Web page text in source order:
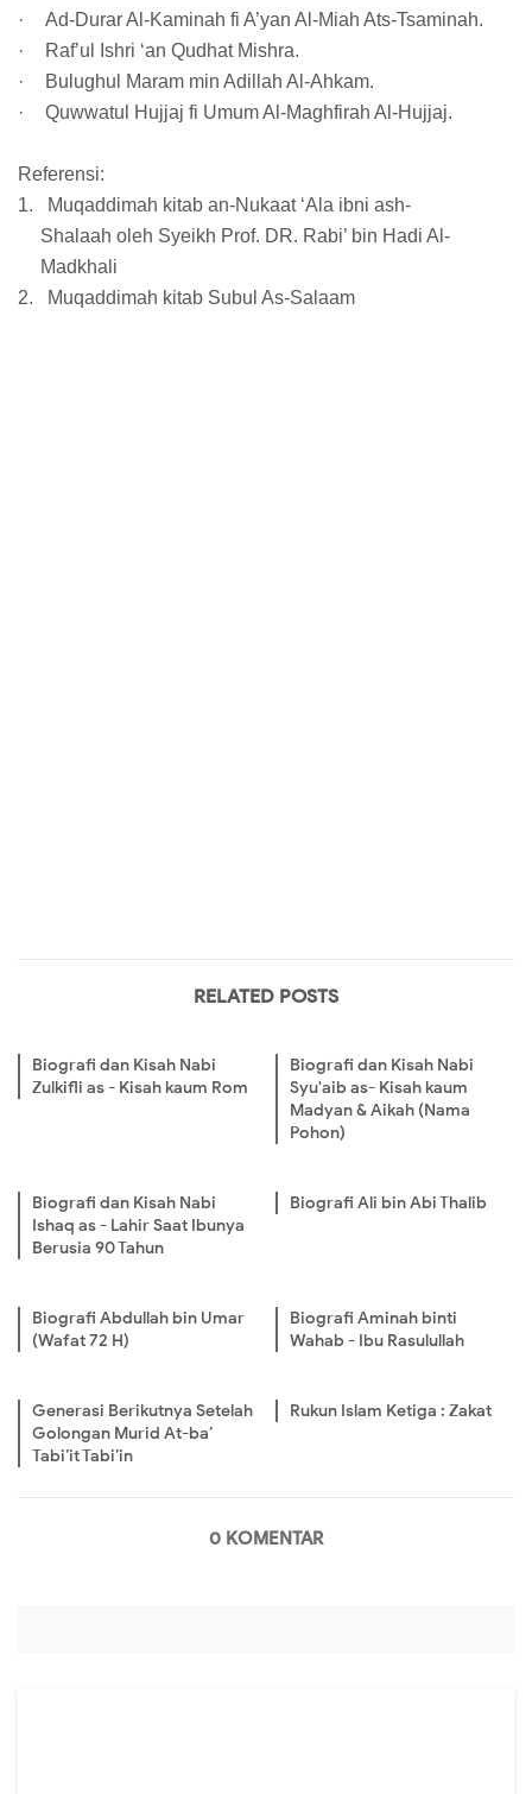
·
Ad-Durar Al-Kaminah fi A’yan Al-Miah Ats-Tsaminah.
·
Raf’ul Ishri ‘an Qudhat Mishra.
·
Bulughul Maram min Adillah Al-Ahkam.
·
Quwwatul Hujjaj fi Umum Al-Maghfirah Al-Hujjaj.
Referensi:
1.
Muqaddimah kitab an-Nukaat ‘Ala ibni ash-
Shalaah oleh Syeikh Prof. DR. Rabi’ bin Hadi Al-
Madkhali
2.
Muqaddimah kitab Subul As-Salaam
RELATED POSTS
Biografi dan Kisah Nabi
Zulkifli as - Kisah kaum Rom
Biografi dan Kisah Nabi
Syu'aib as- Kisah kaum
Madyan & Aikah (Nama
Pohon)
Biografi dan Kisah Nabi
Ishaq as - Lahir Saat Ibunya
Berusia 90 Tahun
Biografi Ali bin Abi Thalib
Biografi Abdullah bin Umar
(Wafat 72 H)
Biografi Aminah binti
Wahab - Ibu Rasulullah
Generasi Berikutnya Setelah
Golongan Murid At-ba’
Tabi’it Tabi’in
Rukun Islam Ketiga : Zakat
0 KOMENTAR